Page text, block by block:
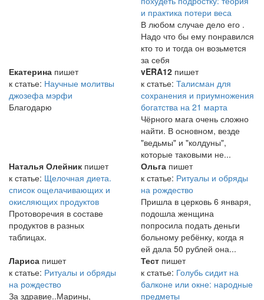
и практика потери веса
В любом случае дело его .
Надо что бы ему понравился
кто то и тогда он возьмется
за себя
Екатерина пишет
к статье: Научные молитвы
джозефа мэрфи
Благодарю
vERA12 пишет
к статье: Талисман для
сохранения и приумножения
богатства на 21 марта
Чёрного мага очень сложно
найти. В основном, везде
"ведьмы" и "колдуны",
которые таковыми не...
Наталья Олейник пишет
к статье: Щелочная диета.
список ощелачивающих и
окисляющих продуктов
Протоворечия в составе
продуктов в разных
таблицах.
Ольга пишет
к статье: Ритуалы и обряды
на рождество
Пришла в церковь 6 января,
подошла женщина
попросила подать деньги
больному ребёнку, когда я
ей дала 50 рублей она...
Лариса пишет
к статье: Ритуалы и обряды
на рождество
За здравие..Марины,
Тест пишет
к статье: Голубь сидит на
балконе или окне: народные
предметы